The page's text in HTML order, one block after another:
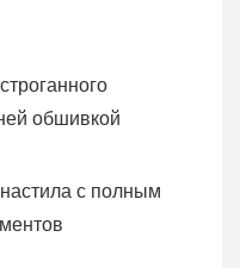
обшивкой
с полным